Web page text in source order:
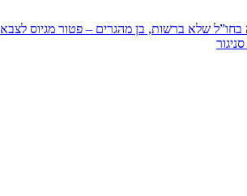
שלא ברשות, בן מהגרים – פטור מגיוס לצבא